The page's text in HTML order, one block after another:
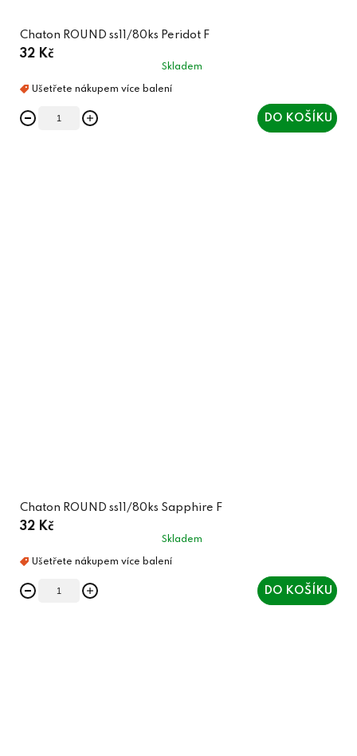
Chaton ROUND ss11/80ks Peridot F
32 Kč
Skladem
DO KOŠÍKU
Chaton ROUND ss11/80ks Sapphire F
32 Kč
Skladem
DO KOŠÍKU